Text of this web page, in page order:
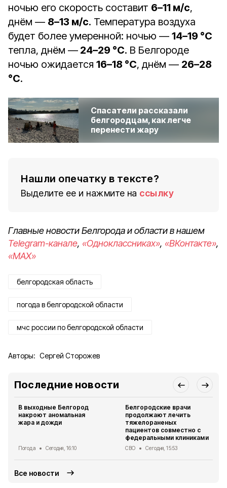
ночью его скорость составит 6–11 м/с,
днём — 8–13 м/с. Температура воздуха
будет более умеренной: ночью — 14–19 °C
тепла, днём — 24–29 °C. В Белгороде
ночью ожидается 16–18 °C, днём — 26–28
°C.
Спасатели рассказали
белгородцам, как легче
перенести жару
Нашли опечатку в тексте?
Выделите ее и нажмите на ссылку
Главные новости Белгорода и области в нашем
Telegram-канале, «Одноклассниках», «ВКонтакте»,
«MAX»
белгородская область
погода в белгородской области
мчс россии по белгородской области
Авторы: Сергей Сторожев
Последние новости
В выходные Белгород
накроют аномальная
жара и дожди
Погода Сегодня, 16:10
Белгородские врачи
продолжают лечить
тяжелораненых
пациентов совместно с
федеральными клиниками
СВО Сегодня, 15:53
Все новости